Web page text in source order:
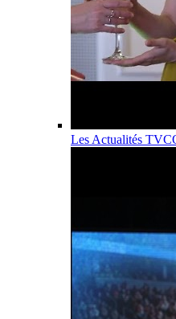
Les Actualités